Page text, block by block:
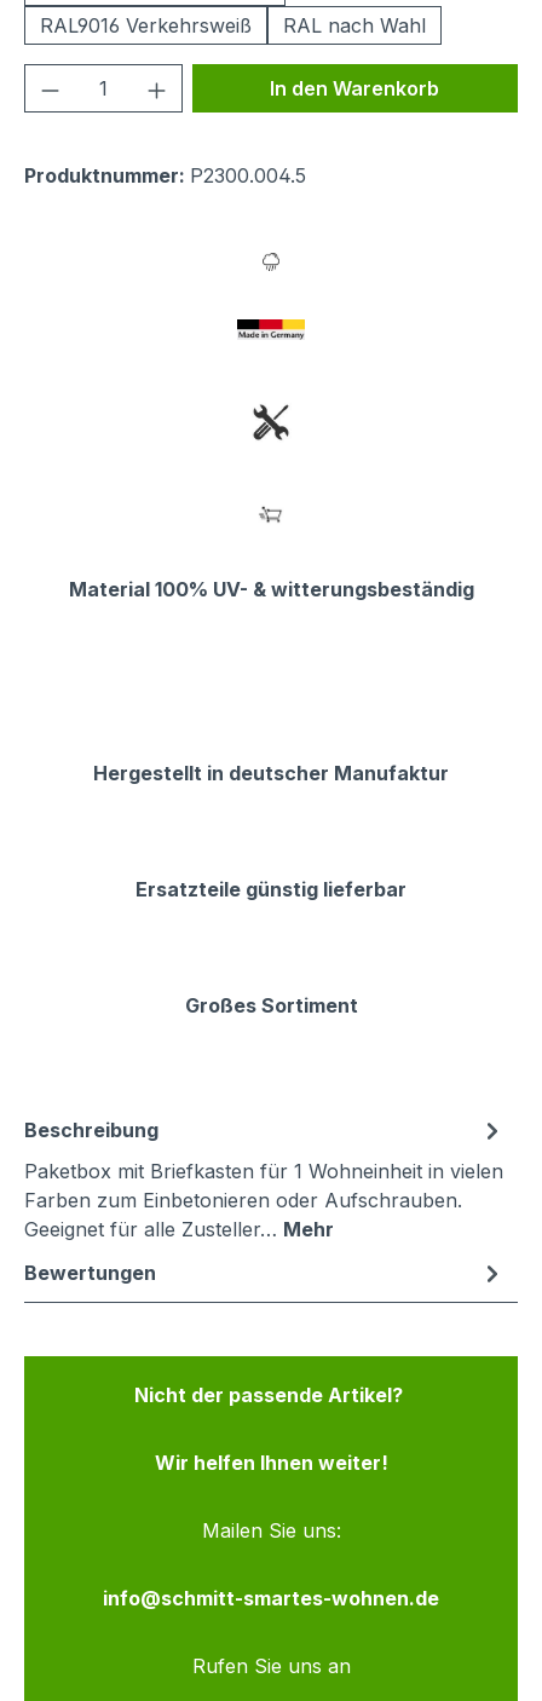
RAL9016 Verkehrsweiß
RAL nach Wahl
Produkt Anzahl: Gib denIn den Warenkorb
Produktnummer: P2300.004.5
Material 100% UV- & witterungsbeständig
Hergestellt in deutscher Manufaktur
Ersatzteile günstig lieferbar
Großes Sortiment
Beschreibung
Paketbox mit Briefkasten für 1 Wohneinheit in vielen
Farben zum Einbetonieren oder Aufschrauben.
Geeignet für alle Zusteller… Mehr
Bewertungen
Nicht der passende Artikel?
Wir helfen Ihnen weiter!
Mailen Sie uns:
info@schmitt-smartes-wohnen.de
Rufen Sie uns an